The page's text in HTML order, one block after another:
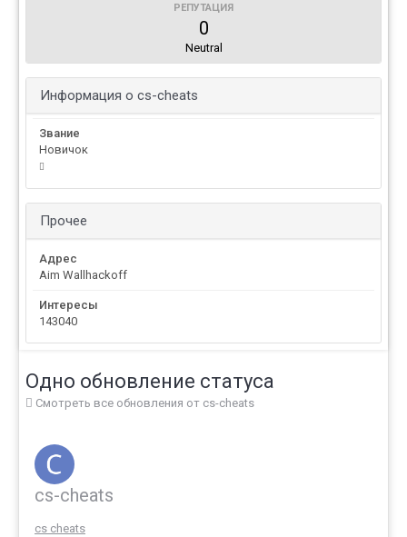
РЕПУТАЦИЯ
0
Neutral
Информация о cs-cheats
Звание
Новичок
Прочее
Адрес
Aim Wallhackoff
Интересы
143040
Одно обновление статуса
Смотреть все обновления от cs-cheats
cs-cheats
cs cheats